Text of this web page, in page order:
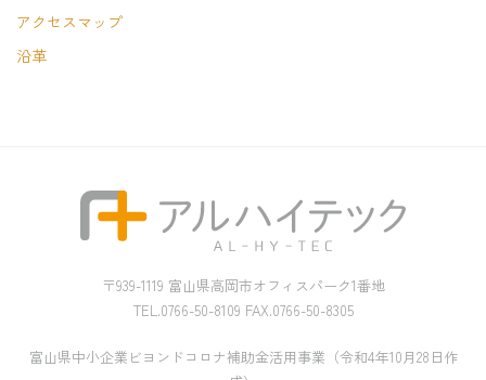
アクセスマップ
沿革
〒939-1119 富山県高岡市オフィスパーク1番地
TEL.0766-50-8109 FAX.0766-50-8305
富山県中小企業ビヨンドコロナ補助金活用事業（令和4年10月28日作